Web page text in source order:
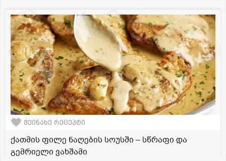
შეინახე რეცეპტი
ქათმის ფილე ნაღების სოუსში – სწრაფი და
გემრიელი ვახშამი